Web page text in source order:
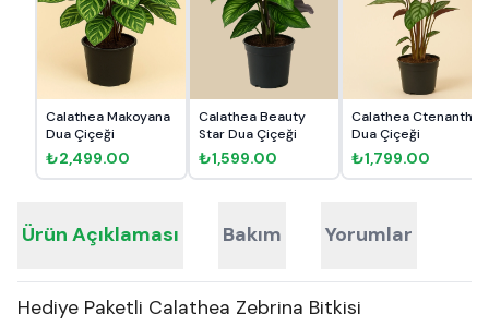
Calathea Makoyana
Dua Çiçeği
₺2,499.00
Calathea Beauty
Star Dua Çiçeği
₺1,599.00
Calathea Ctenanthe
Dua Çiçeği
₺1,799.00
Ürün Açıklaması Bakım Yorumlar
Hediye Paketli Calathea Zebrina Bitkisi